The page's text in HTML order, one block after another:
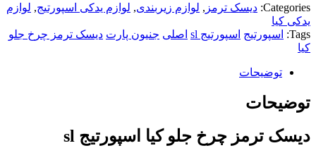
Categories: دیسک ترمز , لوازم زیربندی, لوازم یدکی اسپورتیج, لوازم
یدکی کیا
Tags:
اسپورتیج اسپورتیج sl اصلی جنیون پارت دیسک ترمز چرخ جلو
کیا
توضیحات
توضیحات
دیسک ترمز چرخ جلو کیا اسپورتیج sl